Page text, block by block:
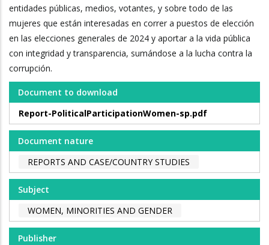
entidades públicas, medios, votantes, y sobre todo de las
mujeres que están interesadas en correr a puestos de elección
en las elecciones generales de 2024 y aportar a la vida pública
con integridad y transparencia, sumándose a la lucha contra la
corrupción.
Document to download
Report-PoliticalParticipationWomen-sp.pdf
Document nature
REPORTS AND CASE/COUNTRY STUDIES
Subject
WOMEN, MINORITIES AND GENDER
Publisher